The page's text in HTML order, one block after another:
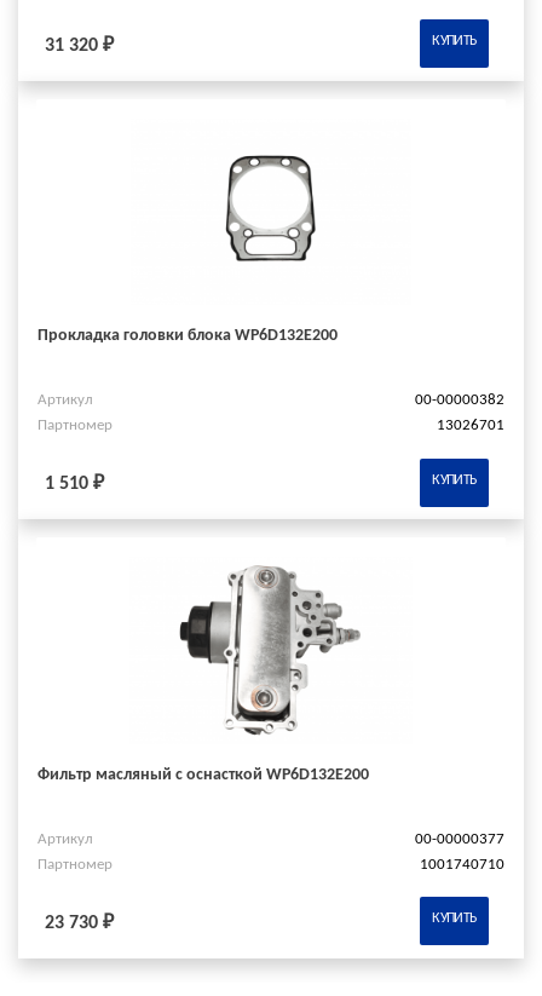
31 320 ₽ КУПИТЬ
Прокладка головки блока WP6D132E200
Артикул
00-00000382
Партномер
13026701
1 510 ₽ КУПИТЬ
Фильтр масляный с оснасткой WP6D132E200
Артикул
00-00000377
Партномер
1001740710
23 730 ₽ КУПИТЬ